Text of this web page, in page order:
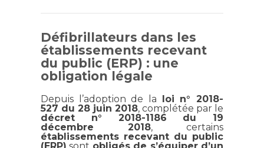
Défibrillateurs dans les
établissements recevant
du public (ERP) : une
obligation légale
Depuis l’adoption de la loi n° 2018-
527 du 28 juin 2018, complétée par le
décret n° 2018-1186 du 19
décembre 2018, certains
établissements recevant du public